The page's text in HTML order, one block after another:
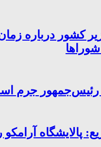
کشور درباره
شوراها
رئیس‌جمهور جرم
پالایشگاه